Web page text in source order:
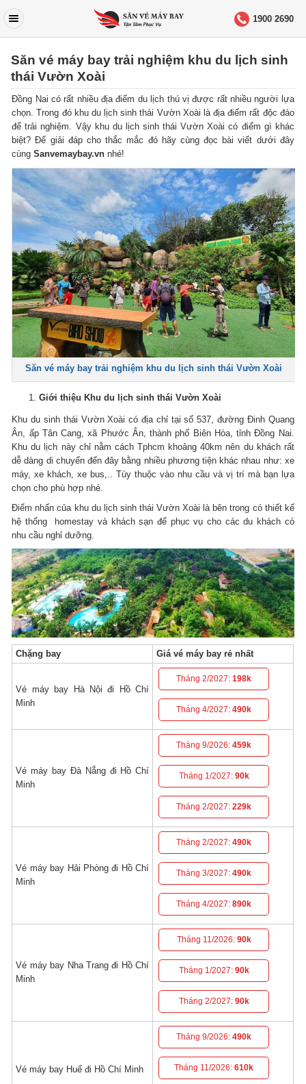
1900 2690
Săn vé máy bay trải nghiệm khu du lịch sinh
thái Vườn Xoài
Đồng Nai có rất nhiều địa điểm du lịch thú vị được rất nhiều người lựa
chọn. Trong đó khu du lịch sinh thái Vườn Xoài là địa điểm rất độc đáo
để trải nghiệm. Vậy khu du lịch sinh thái Vườn Xoài có điểm gì khác
biệt? Để giải đáp cho thắc mắc đó hãy cùng đọc bài viết dưới đây
cùngSanvemaybay.vn nhé!
Săn vé máy bay trải nghiệm khu du lịch sinh thái Vườn Xoài
Giới thiệu Khu du lịch sinh thái Vườn Xoài
Khu du sinh thái Vườn Xoài có địa chỉ tại số 537, đường Đinh Quang
Ân, ấp Tân Cang, xã Phước Ân, thành phố Biên Hòa, tỉnh Đồng Nai.
Khu du lịch này chỉ nằm cách Tphcm khoảng 40km nên du khách rất
dễ dàng di chuyển đến đây bằng nhiều phương tiện khác nhau như: xe
máy, xe khách, xe bus,.. Tùy thuộc vào nhu cầu và vị trí mà bạn lựa
chọn cho phù hợp nhé.
Điểm nhấn của khu du lịch sinh thái Vườn Xoài là bên trong có thiết kế
hệ thống homestay và khách sạn để phục vụ cho các du khách có
nhu cầu nghỉ dưỡng.
Chặng bay Giá vé máy bay rẻ nhất
Vé máy bay Hà Nội đi Hồ Chí
Minh
Tháng 2/2027:198k
Tháng 4/2027:490k
Vé máy bay Đà Nẵng đi Hồ Chí
Minh
Tháng 9/2026:459k
Tháng 1/2027: 90k
Tháng 2/2027:229k
Vé máy bay Hải Phòng đi Hồ Chí
Minh
Tháng 2/2027:490k
Tháng 3/2027:490k
Tháng 4/2027:890k
Vé máy bay Nha Trang đi Hồ Chí
Minh
Tháng 11/2026: 90k
Tháng 1/2027: 90k
Tháng 2/2027: 90k
Vé máy bay Huế đi Hồ Chí Minh
Tháng 9/2026:490k
Tháng 11/2026:610k